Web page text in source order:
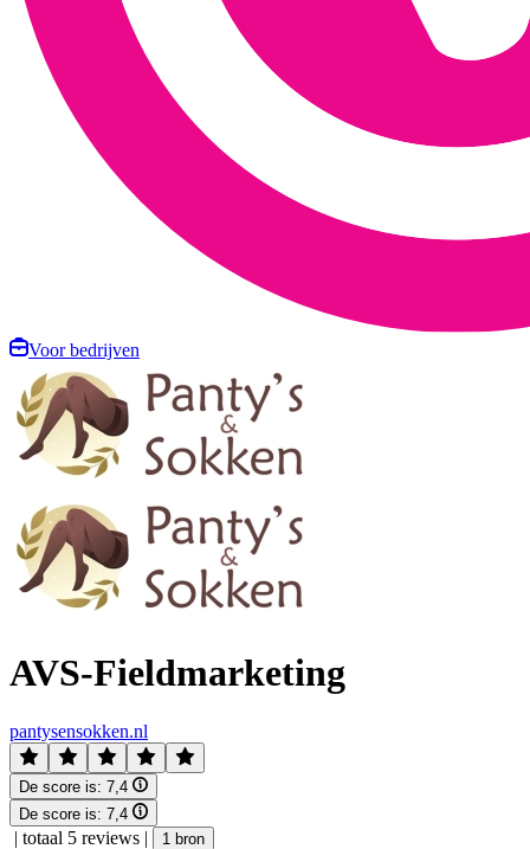
Voor bedrijven
AVS-Fieldmarketing
pantysensokken.nl
De score is: 7,4
De score is: 7,4
| totaal 5 reviews | 1 bron